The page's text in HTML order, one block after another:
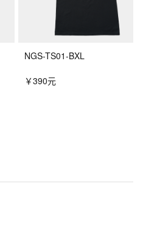
NGS-TS01-BXL
￥390元